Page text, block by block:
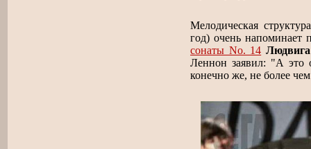
Мелодическая
год) очень напоминает
сонаты No. 14
Леннон заявил: "А это
конечно же, не более